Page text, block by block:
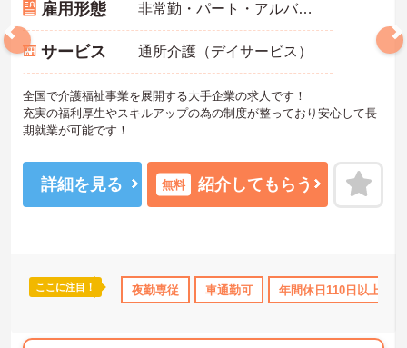
研修制度あり 産休･育休･介護休暇取得実績あり 社会保険完備
雇用形態 非常勤・パート・アルバイト
サービス 通所介護（デイサービス）
全国で介護福祉事業を展開する大手企業の求人です！
充実の福利厚生やスキルアップの為の制度が整っており安心して長
期就業が可能です！
すのでお気軽にご相談ください。
詳細を見る 無料 紹介してもらう
ここに注目！ 夜勤専従 車通勤可 年間休日110日以上